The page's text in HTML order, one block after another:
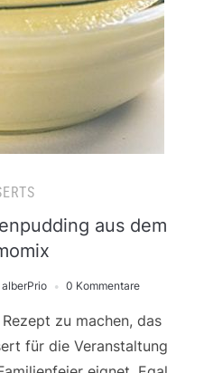
aus dem
alberPrio 0 Kommentare
zu machen, das
für die Veranstaltung